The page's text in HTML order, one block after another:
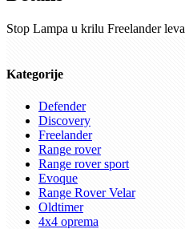
Stop Lampa u krilu Freelander leva
Kategorije
Defender
Discovery
Freelander
Range rover
Range rover sport
Evoque
Range Rover Velar
Oldtimer
4x4 oprema